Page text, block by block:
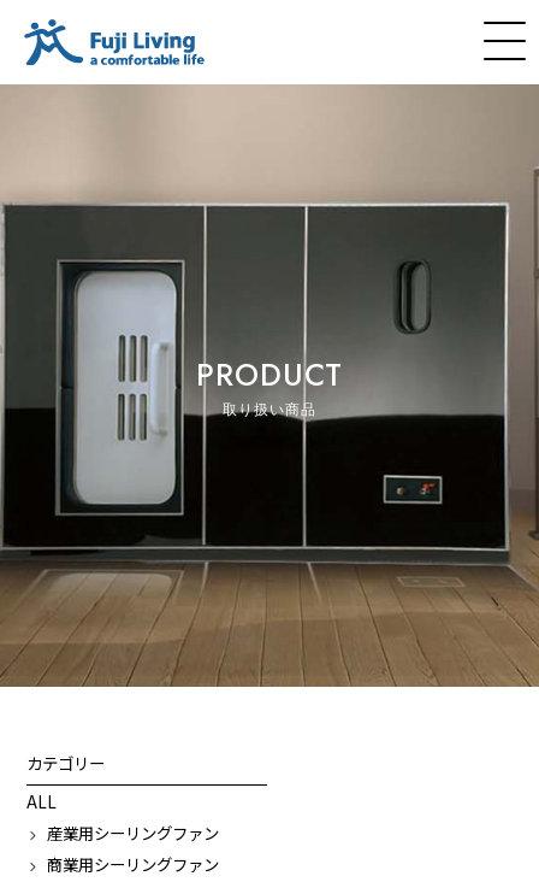
PRODUCT
取り扱い商品
カテゴリー
ALL
産業用シーリングファン
商業用シーリングファン